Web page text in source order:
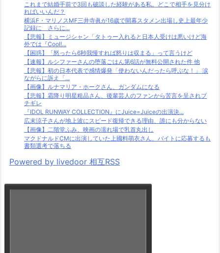
これまで結婚手前で3回も破談した経験がある私。どこで相手を見分け
ればいいんだ？
横浜F・マリノスMF三井寺眞が16歳で開幕スタメン出場し史上最年少
記録に さらに...
【悲報】ミュージシャン「タトゥー入れると日本人受けは悪いけど海
外では『Cool!...
【困惑】「怒ったら6秒我慢すれば怒りは収まる」って言うけど
【速報】ルシファーさんの堕落ごはん第6話が無料公開された件 他
【悲報】初の日本代表で感情爆発「使わないんだったら呼ぶな！」 涙
ながらに訴え「...
【画像】ルナマリア・ホークさん、ガンダムになる
【悲報】霜降り明星粗品さん、後輩芸人のファンから苦言を呈されブ
チギレ
『IDOL RUNWAY COLLECTION』にJuice=Juiceの出演決...
広末涼子さんが地上波にスピード復帰できる理由、誰にも分からない
【画像】二階堂ふみ、映画の濡れ場で乳首丸出し
マクドナルドCMに出演していた上國料萌衣さん、バイトに応募するも
書類選考で落ちる
Powered by livedoor 相互RSS